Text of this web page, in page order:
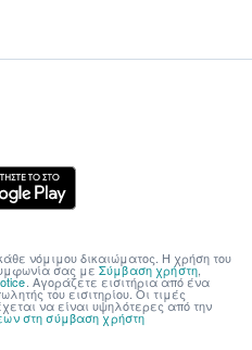
νόμιμου δικαιώματος. Η χρήση του
σας με Σύμβαση χρήστη,
. Αγοράζετε εισιτήρια από ένα
του εισιτηρίου. Οι τιμές
να είναι υψηλότερες από την
στη σύμβαση χρήστη